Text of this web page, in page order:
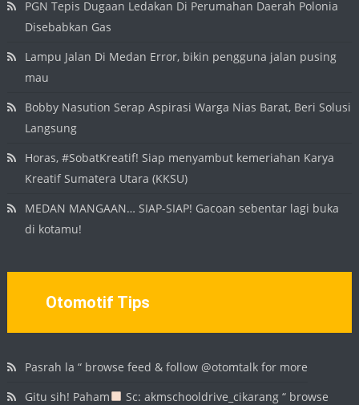
PGN Tepis Dugaan Ledakan Di Perumahan Daerah Polonia
Disebabkan Gas
Lampu Jalan Di Medan Error, bikin pengguna jalan pusing
mau
Bobby Nasution Serap Aspirasi Warga Nias Barat, Beri Solusi
Langsung
Horas, #SobatKreatif! Siap menyambut kemeriahan Karya
Kreatif Sumatera Utara (KKSU)
MEDAN MANGAAN… SIAP-SIAP! Gacoan sebentar lagi buka
di kotamu!
Otomotif Tips
Pasrah la “ browse feed & follow @otomtalk for more
Gitu sih! Paham
Sc: akmschooldrive_cikarang “ browse